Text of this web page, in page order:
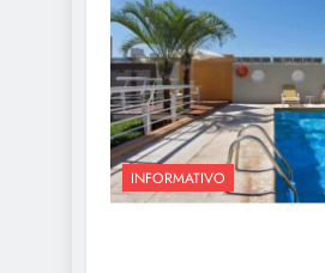
INFORMATIVO